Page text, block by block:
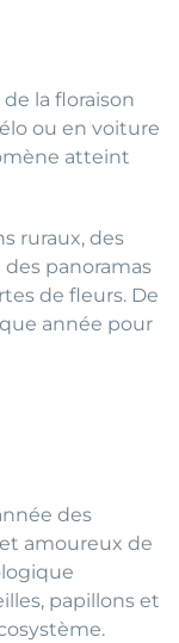
la floraison
ou en voiture
atteint
ruraux, des
panoramas
de fleurs. De
année pour
des
amoureux de
papillons et